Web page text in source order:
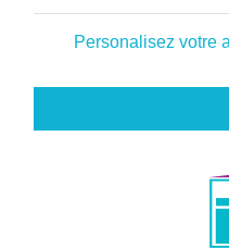
Personalisez votre